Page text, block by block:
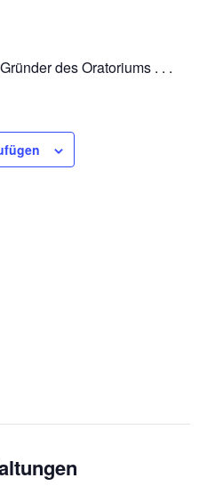
des Oratoriums . . .